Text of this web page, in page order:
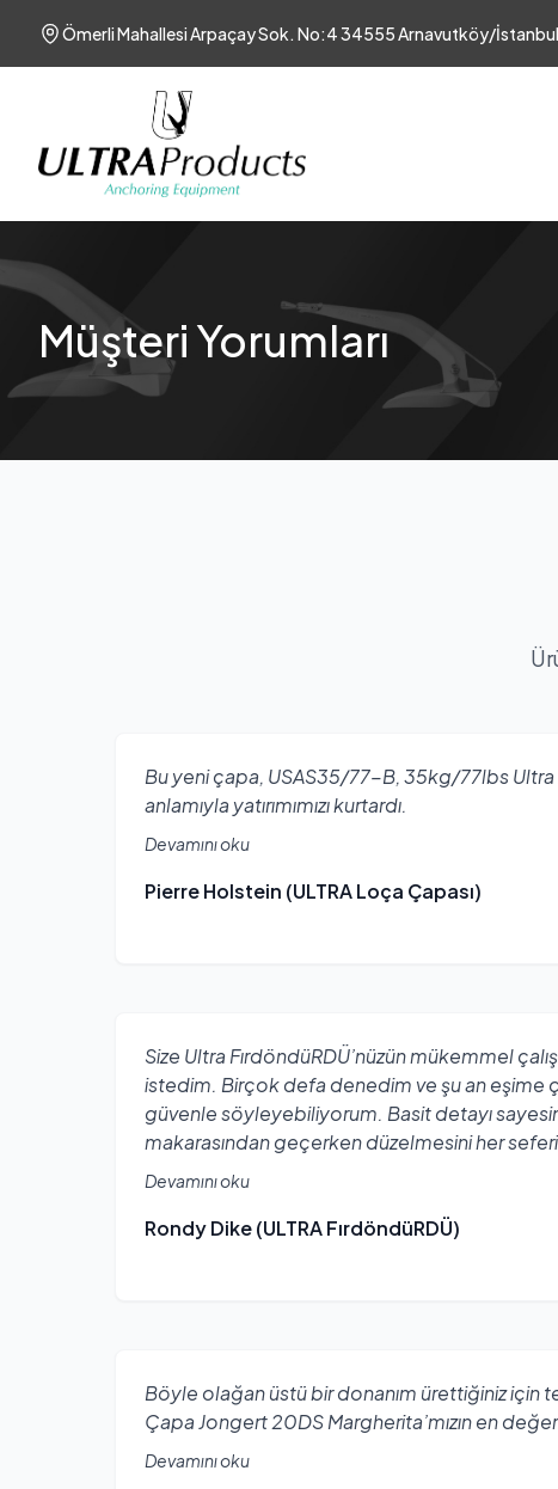
Ömerli Mahallesi Arpaçay Sok. No:4 34555 Arnavutköy/İstanbul
Müşteri Yorumları
Bu yeni çapa, USAS35/77-B, 35kg/77lbs Ultra
anlamıyla yatırımımızı kurtardı.
Devamını oku
Pierre Holstein (ULTRA Loça Çapası)
Size Ultra FırdöndüRDÜ’nüzün mükemmel
istedim. Birçok defa denedim ve şu an eşime
güvenle söyleyebiliyorum. Basit detayı
makarasından geçerken düzelmesini her
Devamını oku
Rondy Dike (ULTRA FırdöndüRDÜ)
Böyle olağan üstü bir donanım ürettiğiniz için
Çapa Jongert 20DS Margherita’mızın en
Devamını oku